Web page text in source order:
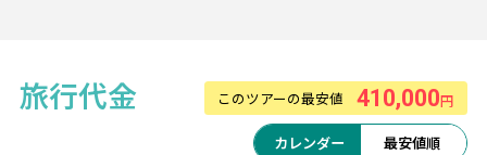
旅行代金 このツアーの最安値 410,000円
カレンダー 最安値順